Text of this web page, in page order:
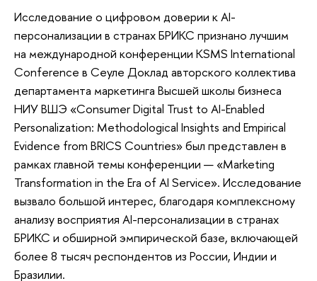
Исследование о цифровом доверии к AI-
персонализации в странах БРИКС признано лучшим
на международной конференции KSMS International
Conference в Сеуле Доклад авторского коллектива
департамента маркетинга Высшей школы бизнеса
НИУ ВШЭ «Consumer Digital Trust to AI-Enabled
Personalization: Methodological Insights and Empirical
Evidence from BRICS Countries» был представлен в
рамках главной темы конференции — «Marketing
Transformation in the Era of AI Service». Исследование
вызвало большой интерес, благодаря комплексному
анализу восприятия AI-персонализации в странах
БРИКС и обширной эмпирической базе, включающей
более 8 тысяч респондентов из России, Индии и
Бразилии.